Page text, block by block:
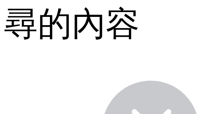
尋的內容